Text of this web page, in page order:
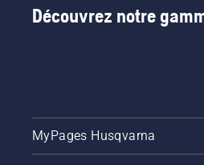
Découvrez notre
MyPages Husqvarna